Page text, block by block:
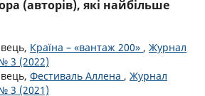
(авторів), які найбільше
Країна – «вантаж 200» , Журнал
3 (2022)
Фестиваль Аллена , Журнал
3 (2021)